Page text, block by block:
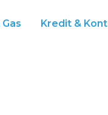
Kredit &